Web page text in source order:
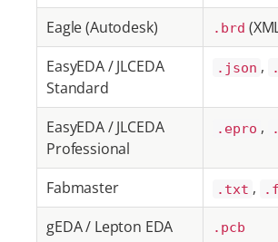
Eagle (Autodesk) .brd
EasyEDA / JLCEDA
Standard
.json ,
EasyEDA / JLCEDA
Professional
.epro ,
Fabmaster .txt ,
gEDA / Lepton EDA .pcb